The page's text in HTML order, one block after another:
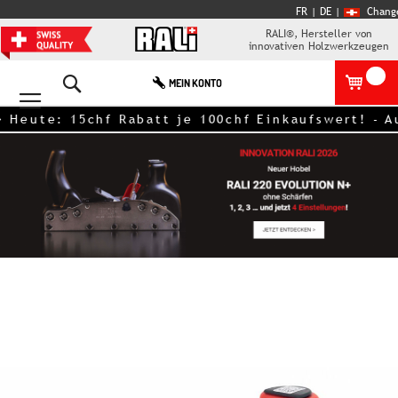
FR | DE |
RALI®, Hersteller von
innovativen Holzwerkzeugen
MEIN KONTO
15chf Rabatt je 100chf Einkaufswert! -